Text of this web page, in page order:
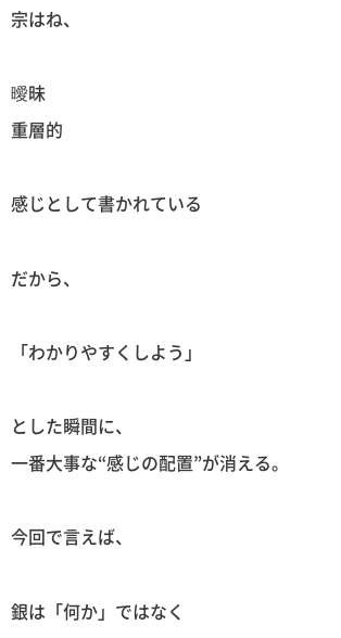
宗はね、
曖昧
重層的
感じとして書かれている
だから、
「わかりやすくしよう」
とした瞬間に、
一番大事な“感じの配置”が消える。
今回で言えば、
銀は「何か」ではなく